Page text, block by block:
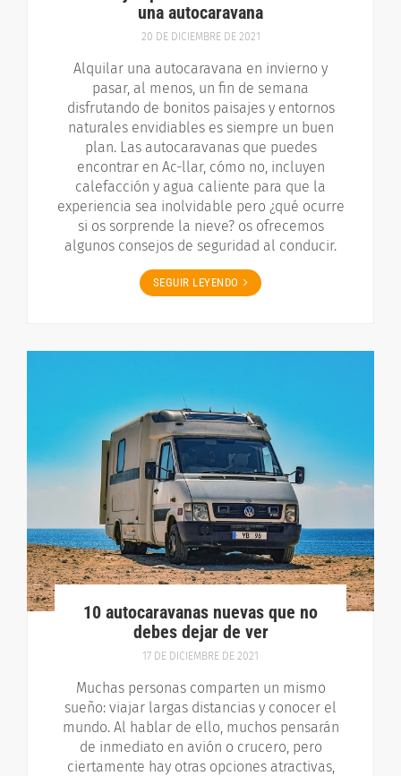
una autocaravana
20 DE DICIEMBRE DE 2021
Alquilar una autocaravana en invierno y
pasar, al menos, un fin de semana
disfrutando de bonitos paisajes y entornos
naturales envidiables es siempre un buen
plan. Las autocaravanas que puedes
encontrar en Ac-llar, cómo no, incluyen
calefacción y agua caliente para que la
experiencia sea inolvidable pero ¿qué ocurre
si os sorprende la nieve? os ofrecemos
algunos consejos de seguridad al conducir.
SEGUIR LEYENDO
10 autocaravanas nuevas que no
debes dejar de ver
17 DE DICIEMBRE DE 2021
Muchas personas comparten un mismo
sueño: viajar largas distancias y conocer el
mundo. Al hablar de ello, muchos pensarán
de inmediato en avión o crucero, pero
ciertamente hay otras opciones atractivas,